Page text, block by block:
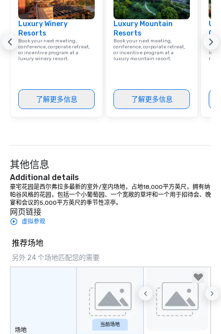
Luxury Winery
Resorts
Book your next meeting,
conference, corporate retreat,
or incentive program at a
luxury winery resort.
了解更多信息
Luxury Mountain
Resorts
Book your next meeting,
conference, corporate retreat,
or incentive program at a
luxury mountain resort.
了解更多信息
Find
其他信息
Additional details
豪宅花园是西尔弗拉多最新的室外/室内场地，占地18,000平方英尺，拥有纳
帕谷风格的花园，包括一个小葡萄园、一个宽敞的草坪和一个用于招待会、晚
宴和会议的5,000平方英尺的季节性凉亭。
网页链接
虚拟参观
推荐场地
另外 24 个场地匹配您的需要
场地
当前场地